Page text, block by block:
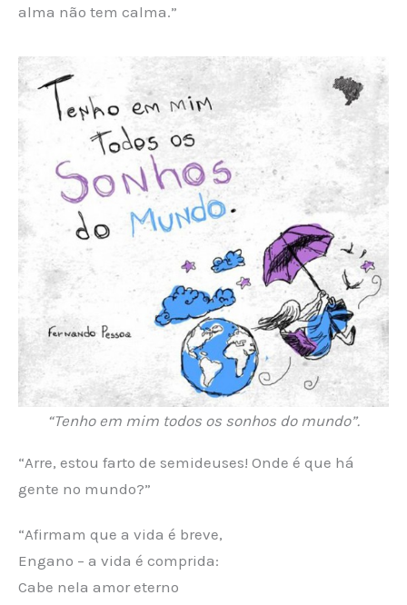
alma não tem calma.”
“Tenho em mim todos os sonhos do mundo”.
“Arre, estou farto de semideuses! Onde é que há
gente no mundo?”
“Afirmam que a vida é breve,
Engano – a vida é comprida:
Cabe nela amor eterno